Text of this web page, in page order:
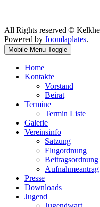
All Rights reserved ©
Powered by Joomlaplates.
Mobile Menu Toggle
Home
Kontakte
Vorstand
Beirat
Termine
Termin Liste
Galerie
Vereinsinfo
Satzung
Flugordnung
Beitragsordnung
Aufnahmeantrag
Presse
Downloads
Jugend